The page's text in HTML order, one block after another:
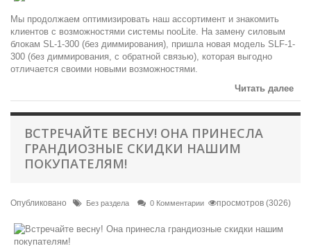
Мы продолжаем оптимизировать наш ассортимент и знакомить
клиентов с возможностями системы nooLite. На замену силовым
блокам SL-1-300 (без диммирования), пришла новая модель SLF-1-
300 (без диммирования, с обратной связью), которая выгодно
отличается своими новыми возможностями.
Читать далее
ВСТРЕЧАЙТЕ ВЕСНУ! ОНА ПРИНЕСЛА
ГРАНДИОЗНЫЕ СКИДКИ НАШИМ
ПОКУПАТЕЛЯМ!
Опубликовано Без раздела 0 Комментарии просмотров (3026)